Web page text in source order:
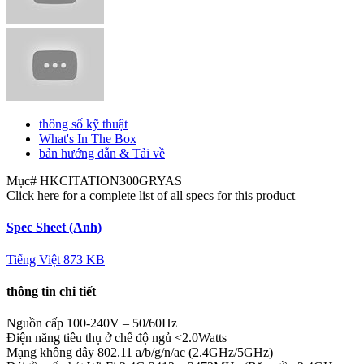
thông số kỹ thuật
What's In The Box
bản hướng dẫn & Tải về
Mục# HKCITATION300GRYAS
Click here for a complete list of all specs for this product
Spec Sheet (Anh)
Tiếng Việt 873 KB
thông tin chi tiết
Nguồn cấp 100-240V – 50/60Hz
Điện năng tiêu thụ ở chế độ ngủ <2.0Watts
Mạng không dây 802.11 a/b/g/n/ac (2.4GHz/5GHz)